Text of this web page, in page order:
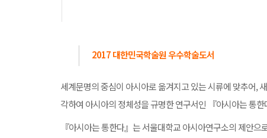
2017 대한민국학술원 우수학술도서
세계문명의 중심이 아시아로 옮겨지고 있는 시류에 맞추어,
각하여 아시아의 정체성을 규명한 연구서인 『아시아는 통
『아시아는 통한다』는 서울대학교 아시아연구소의 제안